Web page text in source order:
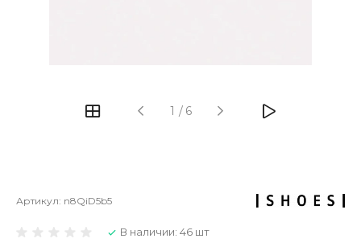
1 / 6
Артикул: n8QiD5b5
В наличии: 46 шт